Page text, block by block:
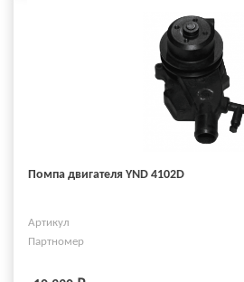
Помпа двигателя YND 4102D
Артикул
Партномер